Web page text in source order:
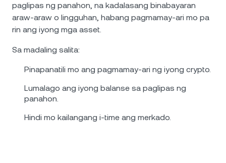
paglipas ng panahon, na kadalasang binabayaran
araw-araw o lingguhan, habang pagmamay-ari mo pa
rin ang iyong mga asset.
Sa madaling salita:
Pinapanatili mo ang pagmamay-ari ng iyong crypto.
Lumalago ang iyong balanse sa paglipas ng
panahon.
Hindi mo kailangang i-time ang merkado.